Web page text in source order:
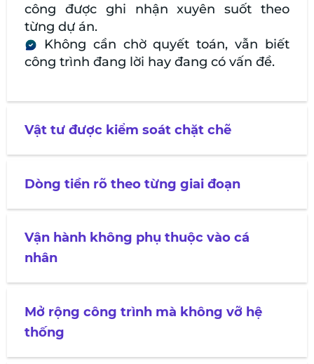
công được ghi nhận xuyên suốt theo
từng dự án.
Không cần chờ quyết toán, vẫn biết
công trình đang lời hay đang có vấn đề.
Vật tư được kiểm soát chặt chẽ
Dòng tiền rõ theo từng giai đoạn
Vận hành không phụ thuộc vào cá
nhân
Mở rộng công trình mà không vỡ hệ
thống